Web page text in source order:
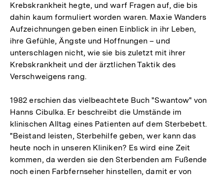
der
Fußnote
Krebskrankheit hegte, und warf Fragen auf, die bis
dahin kaum formuliert worden waren. Maxie Wanders
Aufzeichnungen geben einen Einblick in ihr Leben,
ihre Gefühle, Ängste und Hoffnungen – und
unterschlagen nicht, wie sie bis zuletzt mit ihrer
Krebskrankheit und der ärztlichen Taktik des
Verschweigens rang.
1982 erschien das vielbeachtete Buch "Swantow" von
Hanns Cibulka. Er beschreibt die Umstände im
klinischen Alltag eines Patienten auf dem Sterbebett.
"Beistand leisten, Sterbehilfe geben, wer kann das
heute noch in unseren Kliniken? Es wird eine Zeit
kommen, da werden sie den Sterbenden am Fußende
noch einen Farbfernseher hinstellen, damit er von